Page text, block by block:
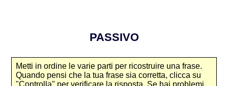
PASSIVO
Metti in ordine le varie parti per ricostruire una frase.
Quando pensi che la tua frase sia corretta, clicca su